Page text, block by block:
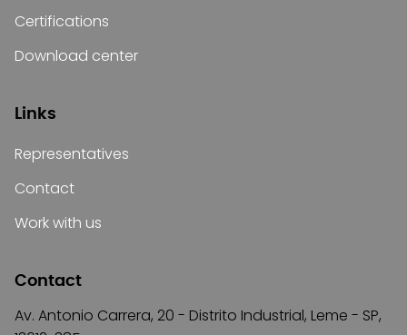
Certifications
Download center
Links
Representatives
Contact
Work with us
Contact
Av. Antonio Carrera, 20 - Distrito Industrial, Leme - SP,